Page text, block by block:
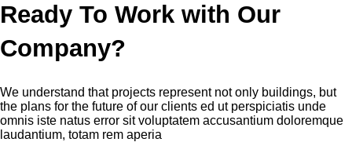
Ready To Work with Our
Company?
We understand that projects represent not only buildings, but
the plans for the future of our clients ed ut perspiciatis unde
omnis iste natus error sit voluptatem accusantium doloremque
laudantium, totam rem aperia